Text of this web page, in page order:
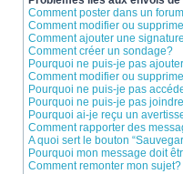
Comment poster dans un
Comment modifier ou
Comment ajouter une
Comment créer un sondage?
Pourquoi ne puis-je pas
Comment modifier ou
Pourquoi ne puis-je pas
Pourquoi ne puis-je pas
Pourquoi ai-je reçu un
Comment rapporter des
A quoi sert le bouton
Pourquoi mon message doit
Comment remonter mon sujet?